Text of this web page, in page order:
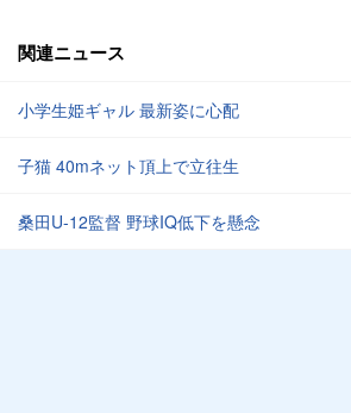
関連ニュース
小学生姫ギャル 最新姿に心配
子猫 40mネット頂上で立往生
桑田U-12監督 野球IQ低下を懸念